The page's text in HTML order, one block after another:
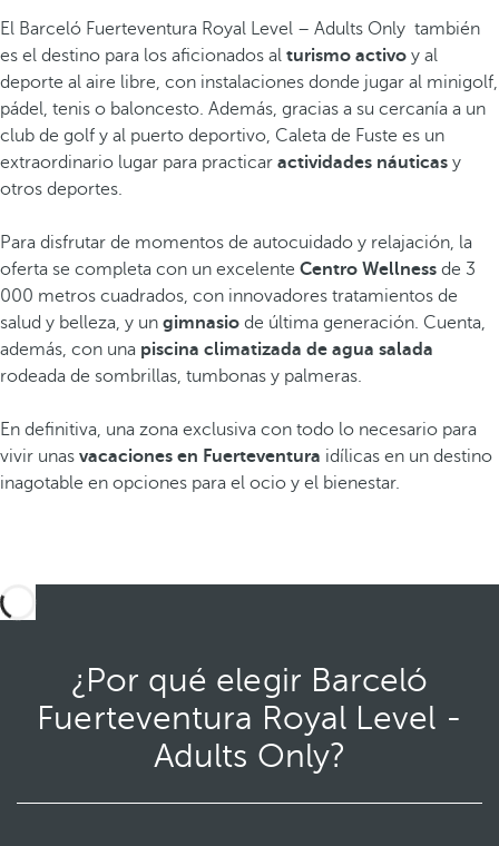
El Barceló Fuerteventura Royal Level – Adults Only también
es el destino para los aficionados al turismo activo y al
deporte al aire libre, con instalaciones donde jugar al minigolf,
pádel, tenis o baloncesto. Además, gracias a su cercanía a un
club de golf y al puerto deportivo, Caleta de Fuste es un
extraordinario lugar para practicar actividades náuticas y
otros deportes.
Para disfrutar de momentos de autocuidado y relajación, la
oferta se completa con un excelente Centro Wellness de 3
000 metros cuadrados, con innovadores tratamientos de
salud y belleza, y un gimnasio de última generación. Cuenta,
además, con una piscina climatizada de agua salada
rodeada de sombrillas, tumbonas y palmeras.
En definitiva, una zona exclusiva con todo lo necesario para
vivir unas vacaciones en Fuerteventura idílicas en un destino
inagotable en opciones para el ocio y el bienestar.
¿Por qué elegir Barceló
Fuerteventura Royal Level -
Adults Only?